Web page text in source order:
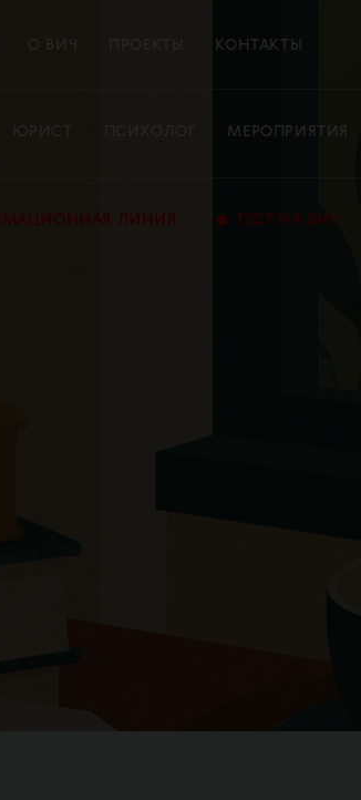
О ВИЧ КОНТАКТЫ
ЮРИСТ МЕРОПРИЯТИЯ
• ТЕСТ НА ВИЧ